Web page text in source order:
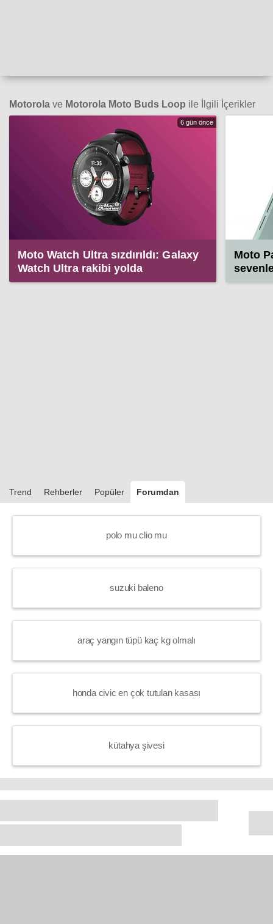
Motorola ve Motorola Moto Buds Loop ile İlgili İçerikler
6 gün önce
Moto Watch Ultra sızdırıldı: Galaxy
Watch Ultra rakibi yolda
Moto
Trend Rehberler Popüler Forumdan
polo mu clio mu
suzuki baleno
araç yangın tüpü kaç kg olmalı
honda civic en çok tutulan kasası
kütahya şivesi